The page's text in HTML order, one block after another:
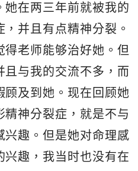
她在两三年前就被我的
并且有点精神分裂。
得老师能够治好她。但
且与我的交流不多，而
顾及到她。现在回顾她
神分裂症，就是不与
兴趣。但是她对命理感
兴趣，我当时也没有在